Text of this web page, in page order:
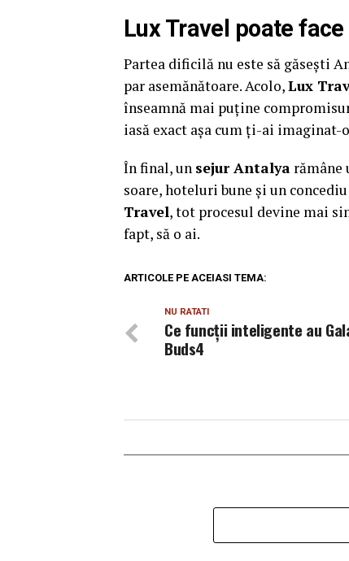
Lux Travel poate
Partea dificilă nu este să găsești
par asemănătoare. Acolo,Lux
înseamnă mai puține
iasă exact așa cum ți-ai imaginat-
În final, un sejur Antalya rămâne
soare, hoteluri bune și un
Travel, tot procesul devine mai
fapt, să o ai.
ARTICOLE PE ACEIASI TEMA:
NU RATATI
Ce funcții inteligente au
Buds4